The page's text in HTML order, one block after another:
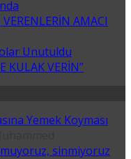
AMACI
Unutuldu
KULAK VERİN”
Yemek Koyması
sinmiyoruz